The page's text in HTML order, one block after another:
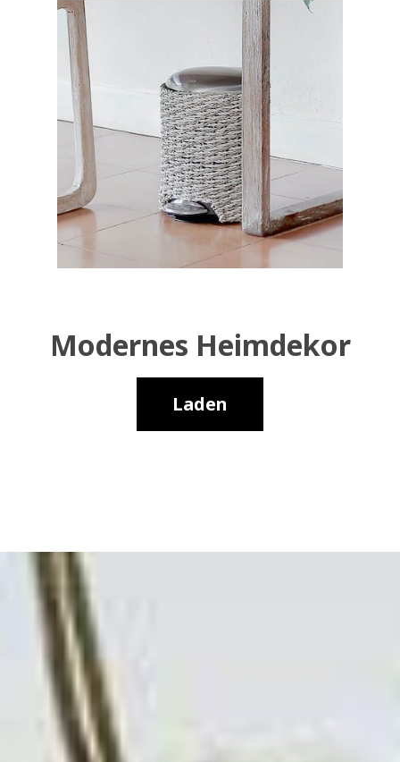
Modernes Heimdekor
Laden